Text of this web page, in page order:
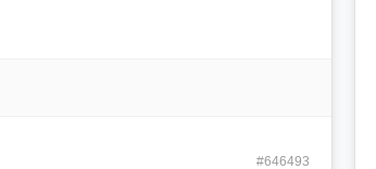
#646493